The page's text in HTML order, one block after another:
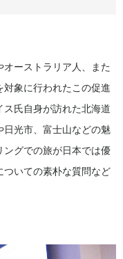
ーストラリア人、また
象に行われたこの促進
氏自身が訪れた北海道
光市、富士山などの魅
ングでの旅が日本では優
いての素朴な質問など